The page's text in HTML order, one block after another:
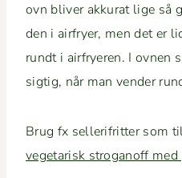
ovn bliv­er akku­rat lige så
den i air­fry­er, men det er
rundt i air­fry­eren. I
sigtig, når man vender
Brug fx sel­l­er­ifrit­ter som
veg­e­tarisk stroganoff